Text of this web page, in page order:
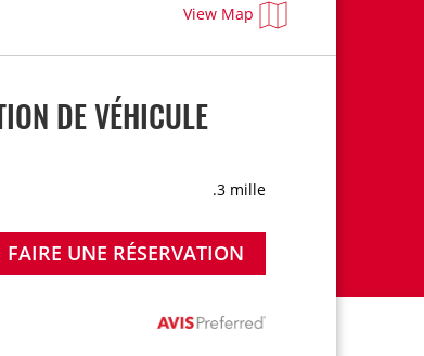
View Map
DE VÉHICULE
.3 mille
FAIRE UNE RÉSERVATION